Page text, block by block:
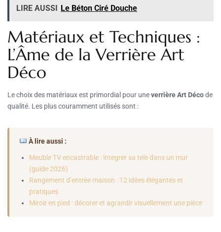
LIRE AUSSI Le Béton Ciré Douche
Matériaux et Techniques :
L’Âme de la Verrière Art
Déco
Le choix des matériaux est primordial pour uneverrière Art Décode
qualité. Les plus couramment utilisés sont :
À lire aussi :
Meuble TV encastrable : integrer sa tele dans un mur
(guide 2026)
Rangement d’entrée maison : 12 idées élégantes et
pratiques
Miroir en pied : décorer et agrandir visuellement une pièce